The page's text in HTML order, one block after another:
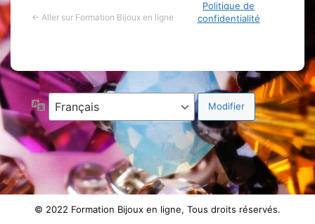
← Aller sur Formation Bijoux en ligne
Politique de
confidentialité
Langue
© 2022 Formation Bijoux en ligne, Tous droits réservés.